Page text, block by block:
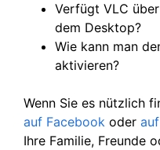
Verfügt VLC
dem Desktop?
Wie kann man
aktivieren?
Wenn Sie es nützlich
auf Facebook oder
Ihre Familie, Freunde